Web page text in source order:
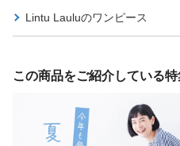
Lintu Lauluのワンピース
この商品をご紹介している特